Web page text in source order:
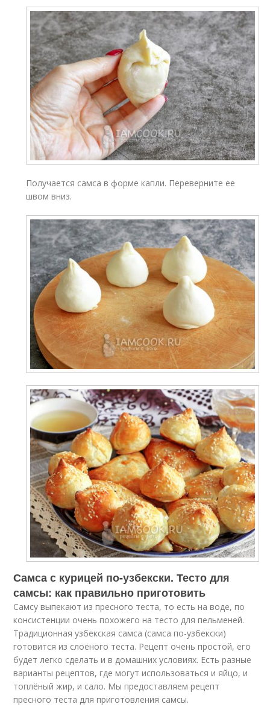
Получается самса в форме капли. Переверните ее
швом вниз.
Самса с курицей по-узбекски. Тесто для
самсы: как правильно приготовить
Самсу выпекают из пресного теста, то есть на воде, по
консистенции очень похожего на тесто для пельменей.
Традиционная узбекская самса (самса по-узбекски)
готовится из слоёного теста. Рецепт очень простой, его
будет легко сделать и в домашних условиях. Есть разные
варианты рецептов, где могут использоваться и яйцо, и
топлёный жир, и сало. Мы предоставляем рецепт
пресного теста для приготовления самсы.